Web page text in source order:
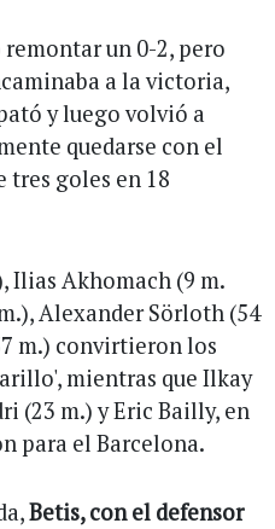
un 0-2, pero
a la victoria,
y luego volvió a
quedarse con el
tres goles en 18
Ilias Akhomach (9 m.
Alexander Sörloth (54
m.) convirtieron los
mientras que Ilkay
(23 m.) y Eric Bailly, en
para el Barcelona.
Betis, con el defensor